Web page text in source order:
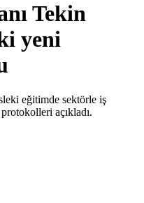
Tekin
yeni
eğitimde sektörle iş
açıkladı.